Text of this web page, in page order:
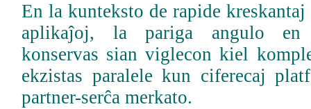
En la kunteksto de rapide
aplikaĵoj, la pariga angulo en
konservas sian viglecon kiel
ekzistas paralele kun ciferecaj
partner-serĉa merkato.